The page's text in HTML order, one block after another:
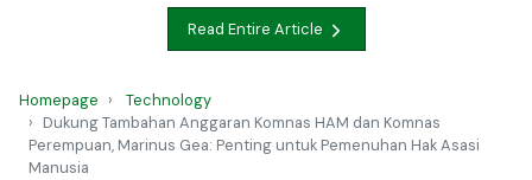
Read Entire Article
Homepage
Technology
Dukung Tambahan Anggaran Komnas HAM dan Komnas
Perempuan, Marinus Gea: Penting untuk Pemenuhan Hak Asasi
Manusia